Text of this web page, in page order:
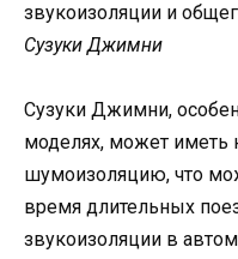
звукоизоляции и
Сузуки Джимни
Сузуки Джимни,
моделях, может иметь
шумоизоляцию, что
время длительных
звукоизоляции в